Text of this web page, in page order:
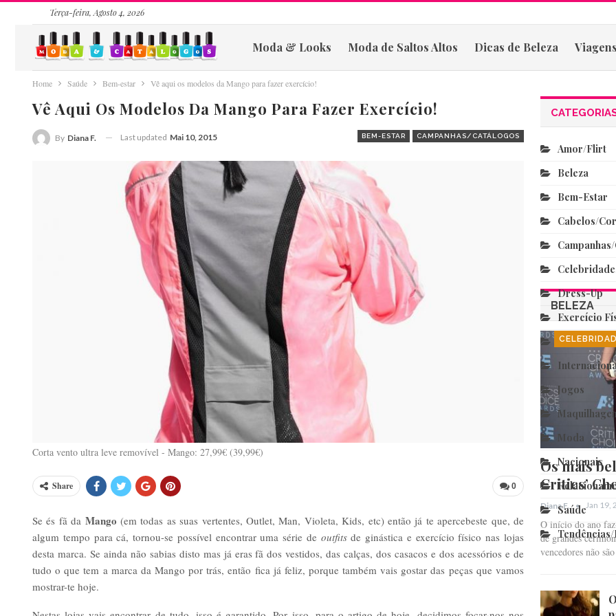
Terça-feira, Agosto 4, 2026
Moda & Looks Moda de Saltos Altos Dicas de Beleza
Home Saúde Bem-estar Vê aqui os modelos da Mango para fazer exercício!
Vê Aqui Os Modelos Da Mango Para Fazer Exercício!
BEM-ESTAR CAMPANHAS/CATÁLOGOS
By Diana F. Last updated Mai 10, 2015
Corta vento ultra leve removível - Mango: 27,99€ (39,99€)
0
Share
Se és fã da Mango (em todas as suas vertentes, Outlet, Man, Violeta, Kids, etc) então já te apercebeste que, de
algum tempo para cá, tornou-se possível encontrar uma série de outfitsde ginástica e exercício físico nas lojas
desta marca. Se ainda não sabias disto mas já eras fã dos vestidos, das calças, dos casacos e dos acessórios e de
tudo o que tem a marca da Mango por trás, então fica já feliz, porque também vais gostar das peças que vamos
mostrar-te hoje.
BELEZA
Os mais
Critics’
Diana F. Jan 19,
O início do ano
de grandes
vencedores não
Amor/flirt
Beleza
Bem-Estar
Cabelos/
Dress-Up
Exercício
Fim
Jogos
Moda
Nacionais
Saúde